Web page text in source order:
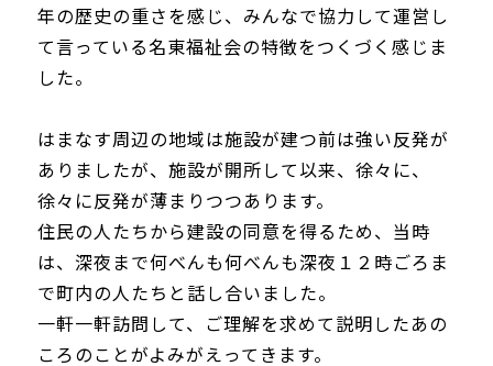
年の歴史の重さを感じ、みんなで協力して運営し
て言っている名東福祉会の特徴をつくづく感じま
した。
はまなす周辺の地域は施設が建つ前は強い反発が
ありましたが、施設が開所して以来、徐々に、
徐々に反発が薄まりつつあります。
住民の人たちから建設の同意を得るため、当時
は、深夜まで何べんも何べんも深夜１２時ごろま
で町内の人たちと話し合いました。
一軒一軒訪問して、ご理解を求めて説明したあの
ころのことがよみがえってきます。